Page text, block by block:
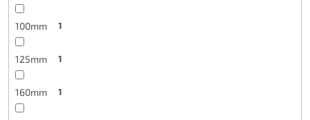
100mm 1
125mm 1
160mm 1